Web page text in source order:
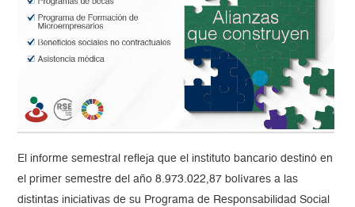
El informe semestral refleja que el instituto bancario destinó en
el primer semestre del año 8.973.022,87 bolívares a las
distintas iniciativas de su Programa de Responsabilidad Social